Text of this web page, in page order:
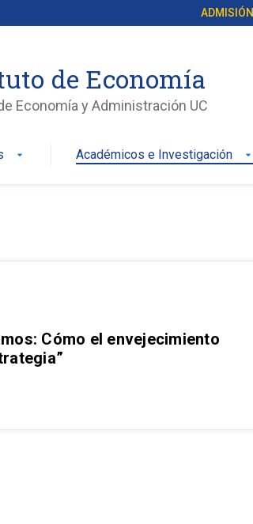
ADMISIÓN
de Economía
Economía y Administración UC
arrow_drop_down Académicos e Investigación arrow_drop_down
Cómo el envejecimiento